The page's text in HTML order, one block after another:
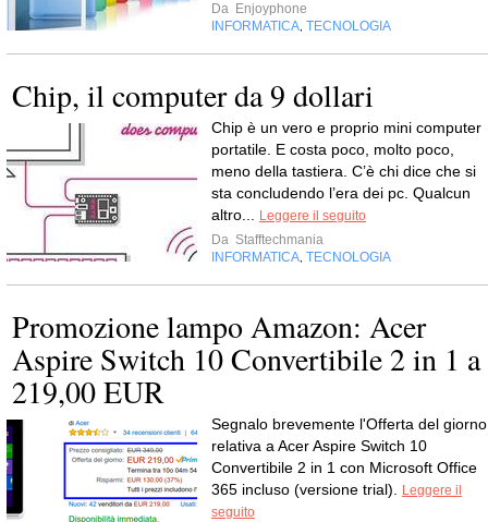
Da Enjoyphone
INFORMATICA TECNOLOGIA
Chip, il computer da 9 dollari
Chip è un vero e proprio mini computer
portatile. E costa poco, molto poco,
meno della tastiera. C’è chi dice che si
sta concludendo l’era dei pc. Qualcun
altro...
Leggere il seguito
Da Stafftechmania
INFORMATICA TECNOLOGIA
Promozione lampo Amazon: Acer
Aspire Switch 10 Convertibile 2 in 1 a
219,00 EUR
Segnalo brevemente l'Offerta del giorno
relativa a Acer Aspire Switch 10
Convertibile 2 in 1 con Microsoft Office
365 incluso (versione trial).
Leggere il
seguito